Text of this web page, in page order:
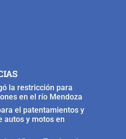
la restricción para
en el río Mendoza
el patentamientos y
autos y motos en